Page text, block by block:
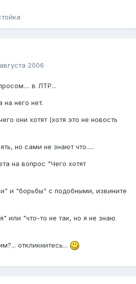
2006
в ЛТР...
на него нет.
они хотят (хотя это не новость
но сами не знают что.....
на вопрос "Чего хотят
и "борьбы" с подобными, извините
или "что-то не так, но я не знаю
откликнитесь...